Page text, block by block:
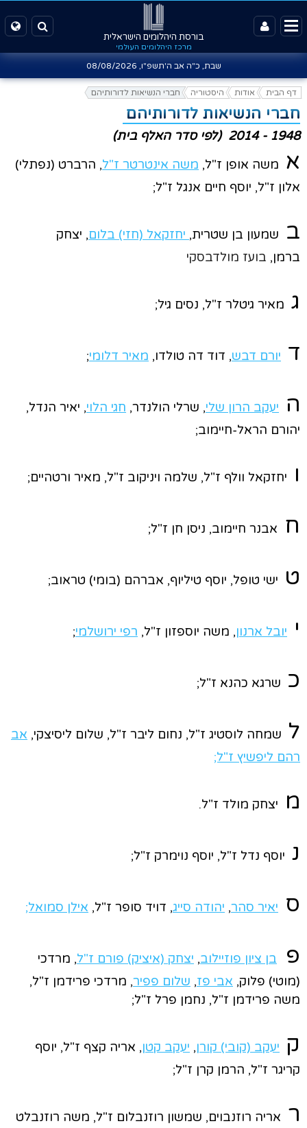
בורסת היהלומים הישראלית
מרכז היהלומים העולמי
שבת, כ"ה אב ה'תשפ"ו, 08/08/2026
דף הבית אודות היסטוריה חברי הנשיאות לדורותיהם
חברי הנשיאות לדורותיהם
1948 - 2014 (לפי סדר האלף בית)
א משה אופן ז"ל, משה אינטרטר ז"ל, הרברט (נפתלי)
אלון ז"ל, יוסף חיים אנגל ז"ל;
ב שמעון בן שטרית, יחזקאל (חזי) בלום, יצחק
ברמן, בועז מולדבסקי
ג מאיר גיטלר ז"ל, נסים גיל;
ד יורם דבש, דוד דה טולדו, מאיר דלומי;
ה יעקב הרון שלי, שרלי הולנדר, חגי הלוי, יאיר הנדל,
יהורם הראל-חיימוב;
ו יחזקאל וולף ז"ל, שלמה ויניקוב ז"ל, מאיר ורטהיים;
ח אבנר חיימוב, ניסן חן ז"ל;
ט ישי טופל, יוסף טיליוף, אברהם (בומי) טראוב;
י יובל ארנון, משה יוספזון ז"ל, רפי ירושלמי;
כ שרגא כהנא ז"ל;
ל שמחה לוסטיג ז"ל, נחום ליבר ז"ל, שלום ליסיצקי, אב
רהם ליפשיץ ז"ל;
מ יצחק מולד ז"ל.
נ יוסף נדל ז"ל, יוסף נוימרק ז"ל;
ס יאיר סהר, יהודה סייג, דויד סופר ז"ל, אילן סמואל;
פ בן ציון פוזיילוב, יצחק (איציק) פורם ז"ל, מרדכי
(מוטי) פלוק, אבי פז, שלום פפיר, מרדכי פרידמן ז"ל,
משה פרידמן ז"ל, נחמן פרל ז"ל;
ק יעקב (קובי) קורן, יעקב קטן, אריה קצף ז"ל, יוסף
קריגר ז"ל, הרמן קרן ז"ל;
ר אריה רוזנבוים, שמשון רוזנבלום ז"ל, משה רוזנבלט